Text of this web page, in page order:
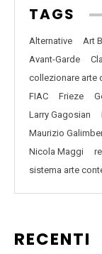
TAGS
Alternative Art
Avant-Garde
collezionare arte
FIAC
Frieze
Larry Gagosian
Maurizio
Nicola Maggi
sistema arte
RECENTI